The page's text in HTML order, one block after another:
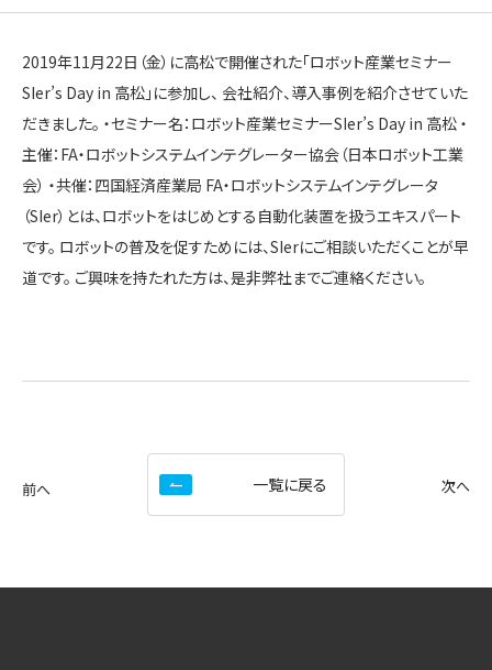
2019年11月22日（金）に高松で開催された「ロボット産業セミナー
SIer’s Day in 高松」に参加し、 会社紹介、導入事例を紹介させていた
だきました。 ・セミナー名：ロボット産業セミナーSIer’s Day in 高松 ・
主催：FA・ロボットシステムインテグレーター協会（日本ロボット工業
会） ・共催：四国経済産業局 FA・ロボットシステムインテグレータ
（SIer）とは、ロボットをはじめとする自動化装置を扱うエキスパート
です。 ロボットの普及を促すためには、SIerにご相談いただくことが早
道です。 ご興味を持たれた方は、是非弊社までご連絡ください。
前へ 一覧に戻る 次へ